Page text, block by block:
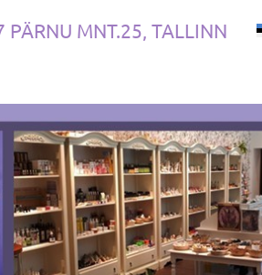
PÄRNU MNT.25, TALLINN